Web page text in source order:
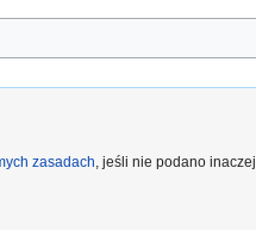
zasadach , jeśli nie podano inaczej.